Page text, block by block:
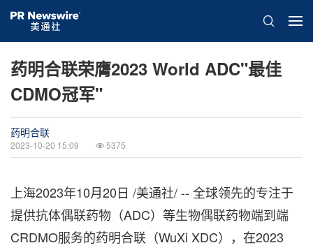
药明合联荣膺2023 World ADC"最佳
CDMO冠军"
药明合联
2023-10-20 15:09 5375
上海2023年10月20日 /美通社/ -- 全球领先的专注于
提供抗体偶联药物（ADC）等生物偶联药物端到端
CRDMO服务的药明合联（WuXi XDC），在2023